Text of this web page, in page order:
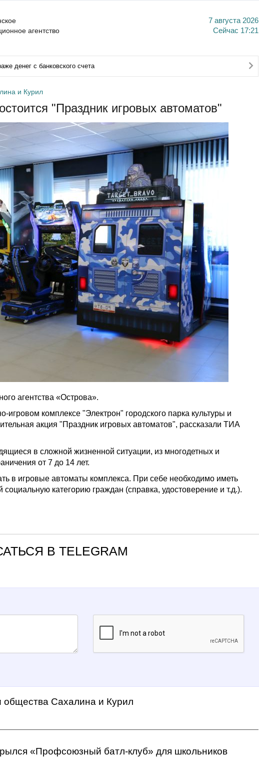
агентство
7 августа 2026
Сейчас 17:21
денег с банковского счета
и Курил
"Праздник игровых автоматов"
агентства «Острова».
игровом комплексе "Электрон" городского парка культуры и
акция "Праздник игровых автоматов", рассказали ТИА
в сложной жизненной ситуации, из многодетных и
от 7 до 14 лет.
в игровые автоматы комплекса. При себе необходимо иметь
категорию граждан (справка, удостоверение и т.д.).
В TELEGRAM
общества Сахалина и Курил
«Профсоюзный батл-клуб» для школьников